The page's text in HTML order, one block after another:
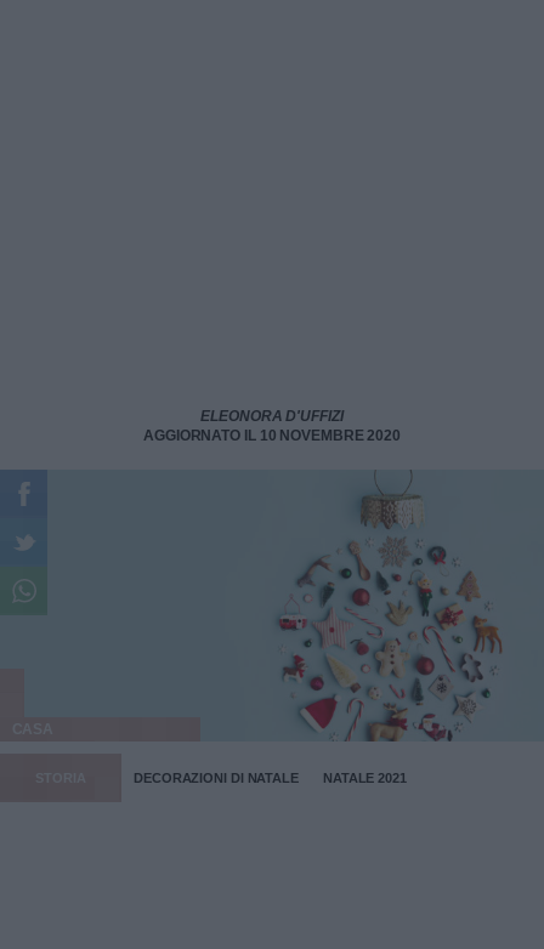
ELEONORA D'UFFIZI
AGGIORNATO IL 10 NOVEMBRE 2020
DECORAZIONI DI NATALE NATALE 2021